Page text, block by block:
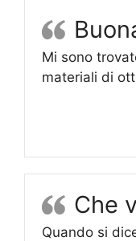
Mi sono
materiali di
Che
Quando si